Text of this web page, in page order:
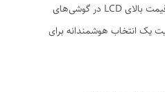
می‌کند. با توجه به حساسیت و قیمت بالای LCD در گوشی‌های
یک انتخاب هوشمندانه برای